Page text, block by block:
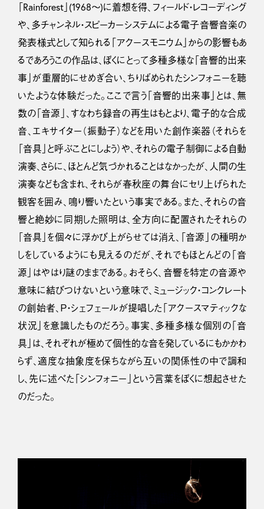
「Rainforest」(1968〜)に着想を得、フィールド・レコーディング
や、多チャンネル・スピーカーシステムによる電子音響音楽の
発表様式として知られる「アクースモニウム」からの影響もあ
るであろうこの作品は、ぼくにとって多種多様な「音響的出来
事」が重層的にせめぎ合い、ちりばめられたシンフォニーを聴
いたような体験だった。ここで言う「音響的出来事」とは、無
数の「音源」、すなわち録音の再生はもとより、電子的な合成
音、エキサイター（振動子）などを用いた創作楽器（それらを
「音具」と呼ぶことにしよう）や、それらの電子制御による自動
演奏、さらに、ほとんど気づかれることはなかったが、人間の生
演奏なども含まれ、それらが春秋座の舞台にセリ上げられた
観客を囲み、鳴り響いたという事実である。また、それらの音
響と絶妙に同期した照明は、全方向に配置されたそれらの
「音具」を個々に浮かび上がらせては消え、「音源」の種明か
しをしているようにも見えるのだが、それでもほとんどの「音
源」はやはり謎のままである。おそらく、音響を特定の音源や
意味に結びつけないという意味で、ミュージック・コンクレート
の創始者、Ｐ・シェフェールが提唱した「アクースマティックな
状況」を意識したものだろう。事実、多種多様な個別の「音
具」は、それぞれが極めて個性的な音を発しているにもかかわ
らず、適度な抽象度を保ちながら互いの関係性の中で調和
し、先に述べた「シンフォニー」という言葉をぼくに想起させた
のだった。